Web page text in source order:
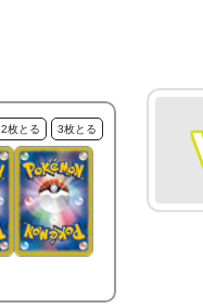
2枚とる 3枚とる